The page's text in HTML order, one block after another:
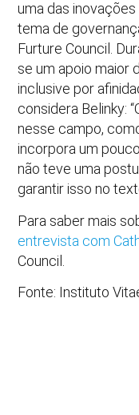
uma das
tema de
Furture Council.
se um apoio maior
inclusive por
considera Belinky:
nesse campo,
incorpora um
não teve uma
garantir isso no
Para saber mais
entrevista com
Council.
Fonte: Instituto